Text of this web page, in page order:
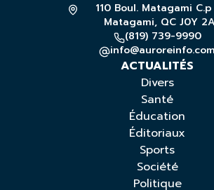
110 Boul. Matagami
Matagami, QC J0Y
(819) 739-9990
info@auroreinfo.com
ACTUALITÉS
Divers
Santé
Éducation
Éditoriaux
Sports
Société
Politique